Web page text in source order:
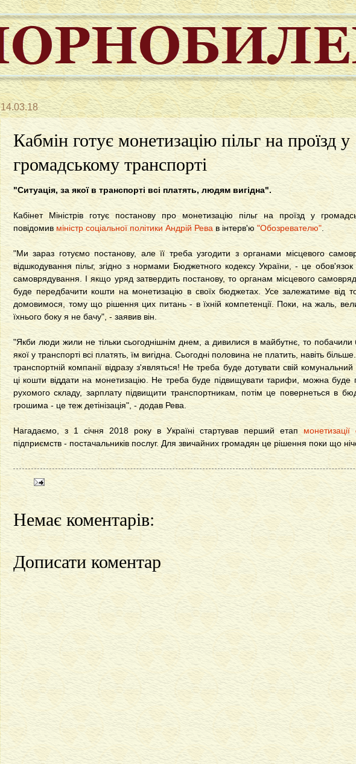
14.03.18
Кабмін готує монетизацію пільг на проїзд у
громадському транспорті
"Ситуація, за якої в транспорті всі платять, людям вигідна".
Кабінет Міністрів готує постанову про монетизацію пільг на проїзд у
повідомив міністр соціальної політики Андрій Рева в інтерв'ю "Обозревателю".
"Ми зараз готуємо постанову, але її треба узгодити з органами місцевого
відшкодування пільг, згідно з нормами Бюджетного кодексу України, - це обов'язок
самоврядування. І якщо уряд затвердить постанову, то органам місцевого
буде передбачити кошти на монетизацію в своїх бюджетах. Усе залежатиме від
домовимося, тому що рішення цих питань - в їхній компетенції. Поки, на жаль,
їхнього боку я не бачу", - заявив він.
"Якби люди жили не тільки сьогоднішнім днем, а дивилися в майбутнє, то побачили
якої у транспорті всі платять, їм вигідна. Сьогодні половина не платить, навіть
транспортній компанії відразу з'являться! Не треба буде дотувати свій
ці кошти віддати на монетизацію. Не треба буде підвищувати тарифи, можна буде
рухомого складу, зарплату підвищити транспортникам, потім це повернеться в
грошима - це теж детінізація", - додав Рева.
Нагадаємо, з 1 січня 2018 року в Україні стартував перший етап монетизації
підприємств - постачальників послуг. Для звичайних громадян це рішення поки що
Немає коментарів:
Дописати коментар